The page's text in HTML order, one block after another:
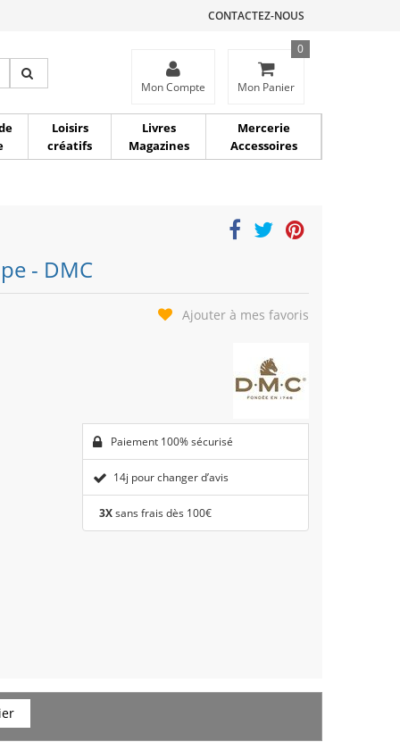
CONTACTEZ-NOUS
Mon Compte Mon Panier
0
Loisirs
créatifs
Livres
Magazines
Mercerie
Accessoires
- DMC
Ajouter à mes favoris
Paiement 100% sécurisé
14j pour changer d’avis
3Xsans frais dès 100€